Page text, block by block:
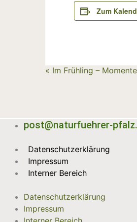
Zum
Veranstaltung-
« Im Frühling –
post@naturfuehrer-
Datenschutzerklärung
Impressum
Interner Bereich
Datenschutzerklärung
Impressum